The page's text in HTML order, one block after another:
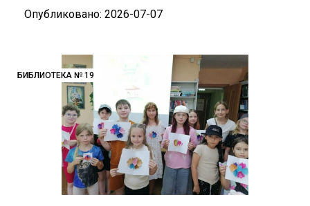
Опубликовано: 2026-07-07
БИБЛИОТЕКА № 19